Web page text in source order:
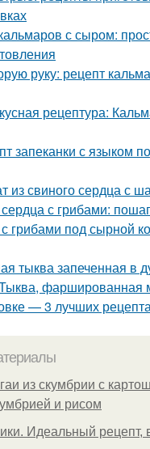
с сыром:
руку: рецепт
рецептура:
запеканки с языком
из свиного сердца с
с грибами:
грибами под сырной
тыква запеченная в
фаршированная
— 3 лучших
из скумбрии с
и рисом
Идеальный рецепт,